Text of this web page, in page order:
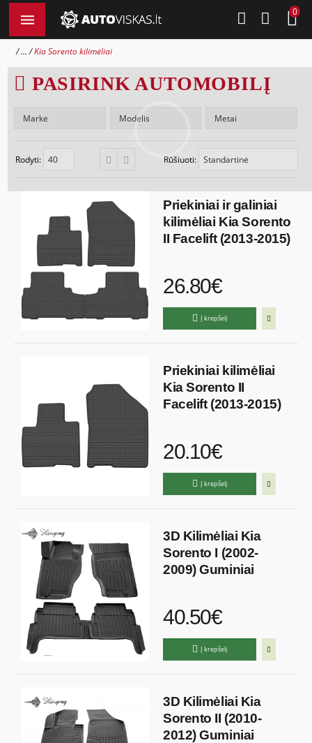
0
... Kia Sorento kilimėliai
PASIRINK AUTOMOBILĮ
Rūšiuoti:
Rodyti:
Priekiniai ir galiniai
kilimėliai Kia Sorento
II Facelift (2013-2015)
26.80€
Į krepšelį
Priekiniai kilimėliai
Kia Sorento II
Facelift (2013-2015)
20.10€
Į krepšelį
3D Kilimėliai Kia
Sorento I (2002-
2009) Guminiai
40.50€
Į krepšelį
3D Kilimėliai Kia
Sorento II (2010-
2012) Guminiai